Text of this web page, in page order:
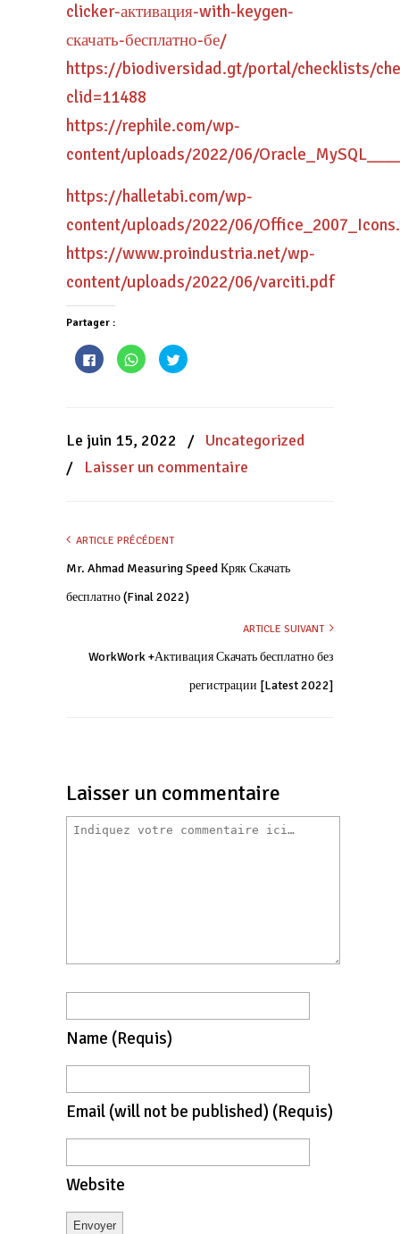
clicker-активация-with-keygen-
скачать-бесплатно-бе/
https://biodiversidad.gt/portal/checklists/
clid=11488
https://rephile.com/wp-
content/uploads/2022/06/
https://halletabi.com/wp-
content/uploads/2022/06/
https://www.proindustria.net/wp-
content/uploads/2022/06/varciti.pdf
Partager :
Cliquez
pour
partager
fenêtre)
Cliquez
pour
partager
fenêtre)
Cliquez
pour
fenêtre)
Le juin 15, 2022 / Uncategorized
/ Laisser un commentaire
ARTICLE PRÉCÉDENT
Mr. Ahmad Measuring Speed Кряк Скачать
бесплатно (Final 2022)
ARTICLE SUIVANT
WorkWork +Активация Скачать бесплатно без
регистрации [Latest 2022]
Laisser un commentaire
Name (requis)
Email (will not be published) (requis)
Website